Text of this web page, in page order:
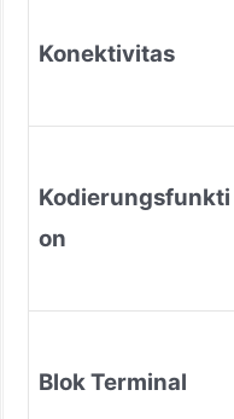
Konektivitas
Kodierungsfunkti
on
Blok Terminal